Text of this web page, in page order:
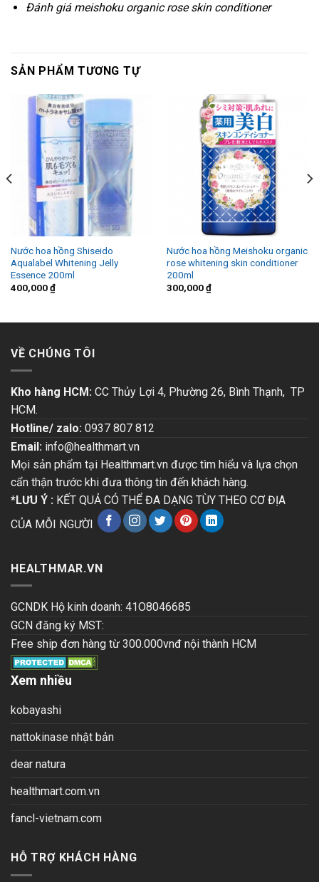
Đánh giá meishoku organic rose skin conditioner
SẢN PHẨM TƯƠNG TỰ
Nước hoa hồng Shiseido
Aqualabel Whitening Jelly
Essence 200ml
400,000₫
Nước hoa hồng Meishoku organic
rose whitening skin conditioner
200ml
300,000₫
VỀ CHÚNG TÔI
Kho hàng HCM: CC Thủy Lợi 4, Phường 26, Bình Thạnh, TP
HCM.
Hotline/ zalo: 0937 807 812
Email: info@healthmart.vn
Mọi sản phẩm tại Healthmart.vn được tìm hiểu và lựa chọn
cẩn thận trước khi đưa thông tin đến khách hàng.
*LƯU Ý : KẾT QUẢ CÓ THỂ ĐA DẠNG TÙY THEO CƠ ĐỊA
CỦA MỖI NGƯỜI
HEALTHMAR.VN
GCNDK Hộ kinh doanh: 41O8046685
GCN đăng ký MST:
Free ship đơn hàng từ 300.000vnđ nội thành HCM
Xem nhiều
kobayashi
nattokinase nhật bản
dear natura
healthmart.com.vn
fancl-vietnam.com
HỖ TRỢ KHÁCH HÀNG